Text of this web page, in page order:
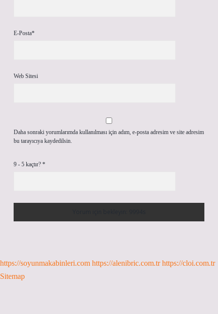
E-Posta*
Web Sitesi
Daha sonraki yorumlarımda kullanılması için adım, e-posta adresim ve site adresim
bu tarayıcıya kaydedilsin.
9 - 5 kaçtır? *
https://soyunmakabinleri.com https://alenibric.com.tr https://cloi.com.tr
Sitemap